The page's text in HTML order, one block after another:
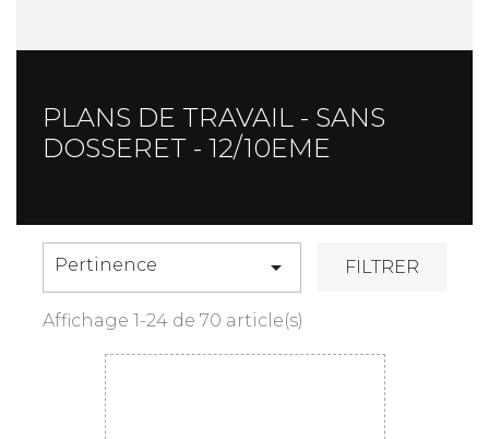
PLANS DE TRAVAIL - SANS
DOSSERET - 12/10EME
Pertinence  FILTRER
Affichage 1-24 de 70 article(s)